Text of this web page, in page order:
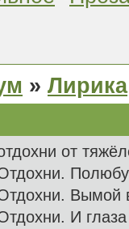
» Лирика
от
Вымой
И